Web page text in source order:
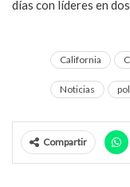
días con líderes en
California
Noticias
Compartir